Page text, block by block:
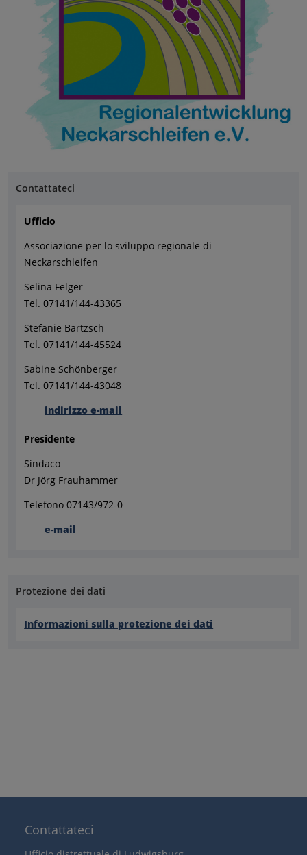
Contattateci
Ufficio
Associazione per lo sviluppo regionale di
Neckarschleifen
Selina Felger
Tel. 07141/144-43365
Stefanie Bartzsch
Tel. 07141/144-45524
Sabine Schönberger
Tel. 07141/144-43048
indirizzo e-mail
Presidente
Sindaco
Dr Jörg Frauhammer
Telefono 07143/972-0
e-mail
Protezione dei dati
Informazioni sulla protezione dei dati
Contattateci